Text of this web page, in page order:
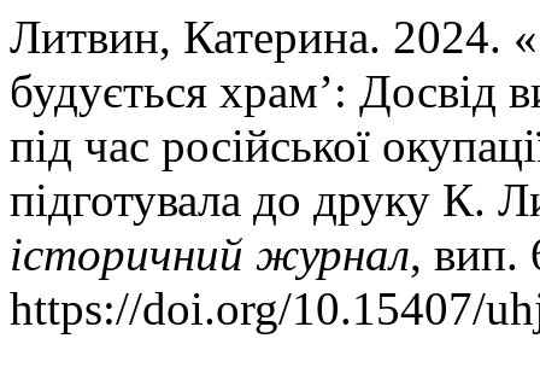
Литвин, Катерина. 2024.
будується храм’: Досвід
під час російської
підготувала до друку К.
історичний журнал, вип.
https://doi.org/10.15407/